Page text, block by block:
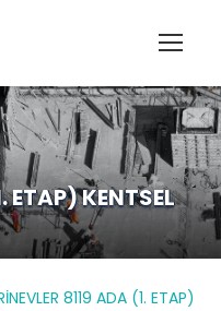
ETAP) KENTSEL
8119 ADA (1. ETAP)